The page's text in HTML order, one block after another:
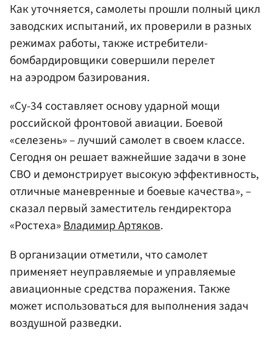
Как уточняется, самолеты прошли полный цикл
заводских испытаний, их проверили в разных
режимах работы, также истребители-
бомбардировщики совершили перелет
на аэродром базирования.
«Су-34 составляет основу ударной мощи
российской фронтовой авиации. Боевой
«селезень» – лучший самолет в своем классе.
Сегодня он решает важнейшие задачи в зоне
СВО и демонстрирует высокую эффективность,
отличные маневренные и боевые качества», –
сказал первый заместитель гендиректора
«‎Ростеха»Владимир Артяков.
В организации отметили, что самолет
применяет неуправляемые и управляемые
авиационные средства поражения. Также
может использоваться для выполнения задач
воздушной разведки.